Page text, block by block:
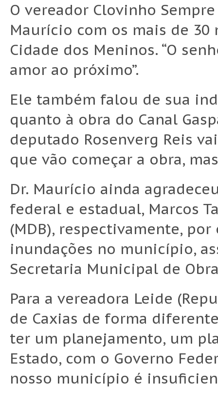
O vereador Clovinho
Maurício com os mais de
Cidade dos Meninos. “O
amor ao próximo”.
Ele também falou de sua
quanto à obra do Canal
deputado Rosenverg Reis
que vão começar a obra,
Dr. Maurício ainda
federal e estadual, Marcos
(MDB), respectivamente,
inundações no município,
Secretaria Municipal de
Para a vereadora Leide
de Caxias de forma
ter um planejamento, um
Estado, com o Governo
nosso município é